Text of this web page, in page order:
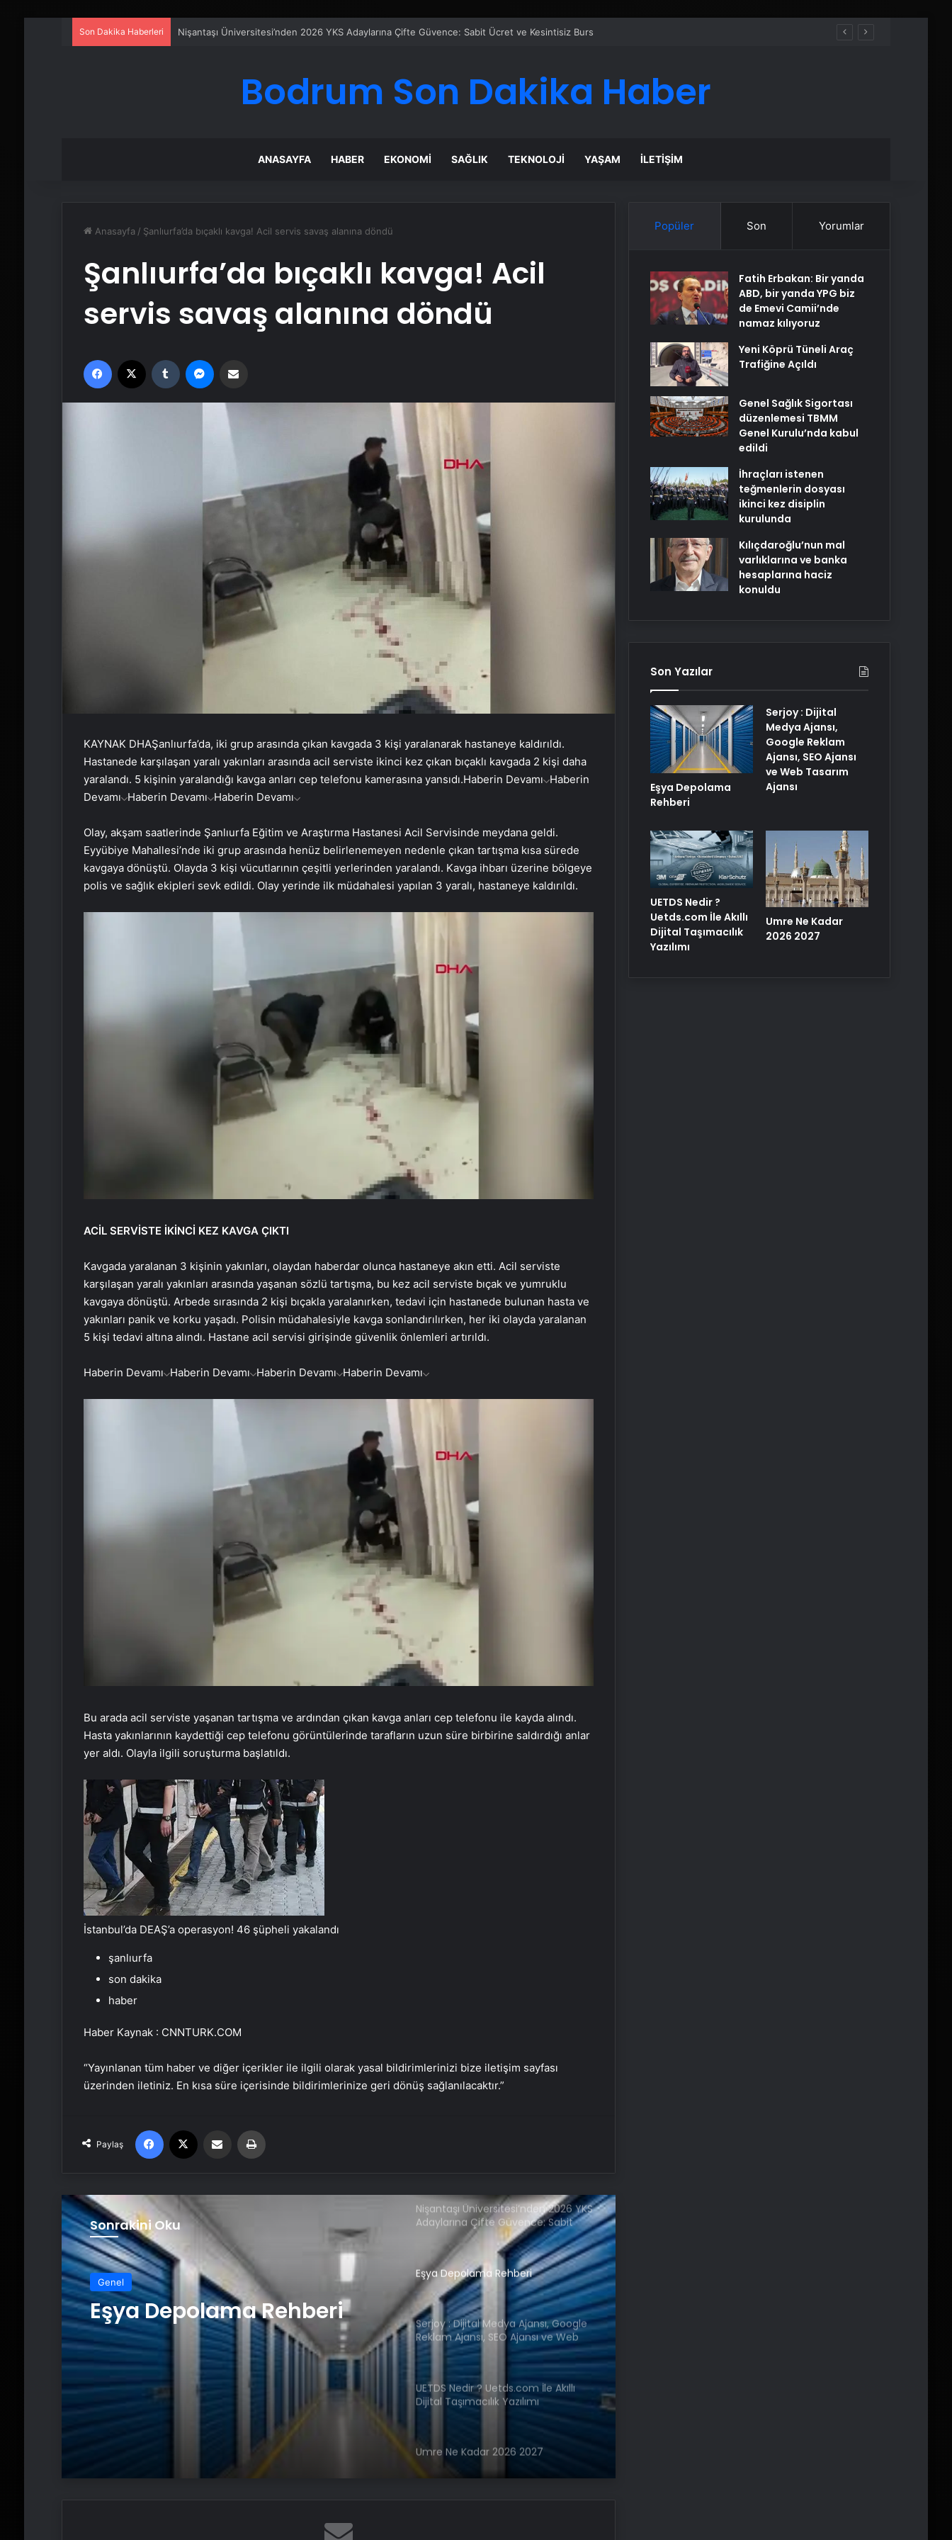
Son Dakika Haberleri Eşya Depolama Rehberi
Bodrum Son Dakika Haber
ANASAYFA HABER EKONOMI SAĞLIK TEKNOLOJI YAŞAM İLETIŞIM
Anasayfa / Şanlıurfa’da bıçaklı kavga! Acil servis savaş alanına döndü
Şanlıurfa’da bıçaklı kavga! Acil
servis savaş alanına döndü
Facebook Tumblr
KAYNAK DHAŞanlıurfa’da, iki grup arasında çıkan kavgada 3 kişi yaralanarak hastaneye kaldırıldı.
Hastanede karşılaşan yaralı yakınları arasında acil serviste ikinci kez çıkan bıçaklı kavgada 2 kişi daha
yaralandı. 5 kişinin yaralandığı kavga anları cep telefonu kamerasına yansıdı.Haberin Devamı Haberin
Devamı Haberin Devamı Haberin Devamı
Olay, akşam saatlerinde Şanlıurfa Eğitim ve Araştırma Hastanesi Acil Servisinde meydana geldi.
Eyyübiye Mahallesi’nde iki grup arasında henüz belirlenemeyen nedenle çıkan tartışma kısa sürede
kavgaya dönüştü. Olayda 3 kişi vücutlarının çeşitli yerlerinden yaralandı. Kavga ihbarı üzerine bölgeye
polis ve sağlık ekipleri sevk edildi. Olay yerinde ilk müdahalesi yapılan 3 yaralı, hastaneye kaldırıldı.
ACİL SERVİSTE İKİNCİ KEZ KAVGA ÇIKTI
Kavgada yaralanan 3 kişinin yakınları, olaydan haberdar olunca hastaneye akın etti. Acil serviste
karşılaşan yaralı yakınları arasında yaşanan sözlü tartışma, bu kez acil serviste bıçak ve yumruklu
kavgaya dönüştü. Arbede sırasında 2 kişi bıçakla yaralanırken, tedavi için hastanede bulunan hasta ve
yakınları panik ve korku yaşadı. Polisin müdahalesiyle kavga sonlandırılırken, her iki olayda yaralanan
5 kişi tedavi altına alındı. Hastane acil servisi girişinde güvenlik önlemleri artırıldı.
Haberin Devamı Haberin Devamı Haberin Devamı Haberin Devamı
Bu arada acil serviste yaşanan tartışma ve ardından çıkan kavga anları cep telefonu ile kayda alındı.
Hasta yakınlarının kaydettiği cep telefonu görüntülerinde tarafların uzun süre birbirine saldırdığı anlar
yer aldı. Olayla ilgili soruşturma başlatıldı.
İstanbul’da DEAŞ’a operasyon! 46 şüpheli yakalandı
şanlıurfa
son dakika
haber
Haber Kaynak : CNNTURK.COM
“Yayınlanan tüm haber ve diğer içerikler ile ilgili olarak yasal bildirimlerinizi bize iletişim sayfası
üzerinden iletiniz. En kısa süre içerisinde bildirimlerinize geri dönüş sağlanılacaktır.”
Paylaş
Facebook Email'den paylaş
Sonrakini Oku
Genel
Eşya Depolama Rehberi
Samsun’da Güvenilir Diş Merkezi:
Kaliteli ve Profesyonel Hizmetler
Nişantaşı Üniversitesi’nden 2026 YKS
Adaylarına Çifte Güvence: Sabit
Ücret ve Kesintisiz Burs
Eşya Depolama Rehberi
Serjoy : Dijital Medya Ajansı, Google
Reklam Ajansı, SEO Ajansı ve Web
Tasarım Ajansı
UETDS Nedir ? Uetds.com İle Akıllı
Dijital Taşımacılık Yazılımı
Umre Ne Kadar 2026 2027
Popüler Son Yorumlar
Fatih Erbakan: Bir yanda
ABD, bir yanda YPG biz
de Emevi Camii’nde
namaz kılıyoruz
Yeni Köprü Tüneli Araç
Trafiğine Açıldı
Genel Sağlık Sigortası
düzenlemesi TBMM
Genel Kurulu’nda kabul
edildi
İhraçları istenen
teğmenlerin dosyası
ikinci kez disiplin
kurulunda
Kılıçdaroğlu’nun mal
varlıklarına ve banka
hesaplarına haciz
konuldu
Son Yazılar
Eşya Depolama
Rehberi
Serjoy : Dijital
Medya Ajansı,
Google Reklam
Ajansı, SEO Ajansı
ve Web Tasarım
Ajansı
UETDS Nedir ?
Uetds.com İle Akıllı
Dijital Taşımacılık
Yazılımı
Umre Ne Kadar
2026 2027